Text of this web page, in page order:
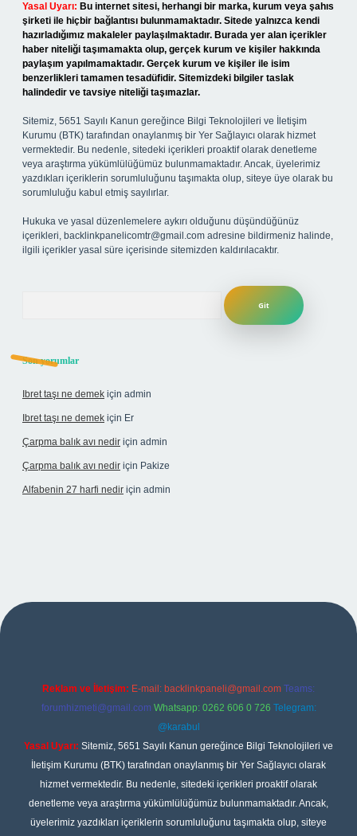
Yasal Uyarı: Bu internet sitesi, herhangi bir marka, kurum veya şahıs
şirketi ile hiçbir bağlantısı bulunmamaktadır. Sitede yalnızca kendi
hazırladığımız makaleler paylaşılmaktadır. Burada yer alan içerikler
haber niteliği taşımamakta olup, gerçek kurum ve kişiler hakkında
paylaşım yapılmamaktadır. Gerçek kurum ve kişiler ile isim
benzerlikleri tamamen tesadüfidir. Sitemizdeki bilgiler taslak
halindedir ve tavsiye niteliği taşımazlar.
Sitemiz, 5651 Sayılı Kanun gereğince Bilgi Teknolojileri ve İletişim
Kurumu (BTK) tarafından onaylanmış bir Yer Sağlayıcı olarak hizmet
vermektedir. Bu nedenle, sitedeki içerikleri proaktif olarak denetleme
veya araştırma yükümlülüğümüz bulunmamaktadır. Ancak, üyelerimiz
yazdıkları içeriklerin sorumluluğunu taşımakta olup, siteye üye olarak bu
sorumluluğu kabul etmiş sayılırlar.
Hukuka ve yasal düzenlemelere aykırı olduğunu düşündüğünüz
içerikleri, backlinkpanelicomtr@gmail.com adresine bildirmeniz halinde,
ilgili içerikler yasal süre içerisinde sitemizden kaldırılacaktır.
Son yorumlar
Ibret taşı ne demek için admin
Ibret taşı ne demek için Er
Çarpma balık avı nedir için admin
Çarpma balık avı nedir için Pakize
Alfabenin 27 harfi nedir için admin
Reklam ve İletişim: E-mail: backlinkpaneli@gmail.com Teams:
forumhizmeti@gmail.com Whatsapp: 0262 606 0 726 Telegram:
@karabul
Yasal Uyarı: Sitemiz, 5651 Sayılı Kanun gereğince Bilgi Teknolojileri ve
İletişim Kurumu (BTK) tarafından onaylanmış bir Yer Sağlayıcı olarak
hizmet vermektedir. Bu nedenle, sitedeki içerikleri proaktif olarak
denetleme veya araştırma yükümlülüğümüz bulunmamaktadır. Ancak,
üyelerimiz yazdıkları içeriklerin sorumluluğunu taşımakta olup, siteye